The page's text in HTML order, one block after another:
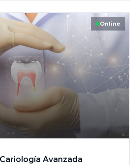
Online
Avanzada